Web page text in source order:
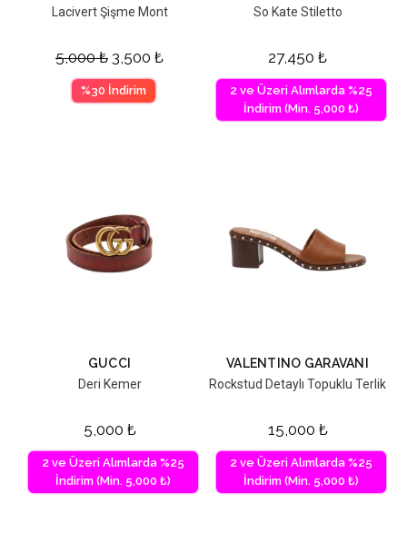
Lacivert Şişme Mont
5,000₺ 3,500 ₺
%30 İndirim
So Kate Stiletto
27,450 ₺
2 ve Üzeri Alımlarda %25
İndirim (Min. 5,000 ₺)
GUCCI
Deri Kemer
5,000 ₺
2 ve Üzeri Alımlarda %25
İndirim (Min. 5,000 ₺)
VALENTINO GARAVANI
Rockstud Detaylı Topuklu Terlik
15,000 ₺
2 ve Üzeri Alımlarda %25
İndirim (Min. 5,000 ₺)